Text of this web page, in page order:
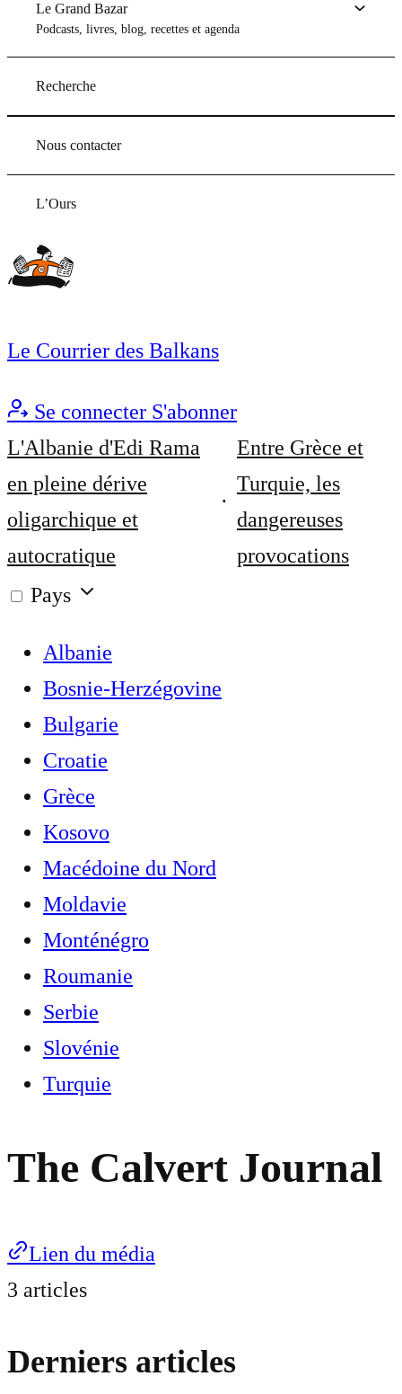
Le Grand Bazar
Podcasts, livres, blog, recettes et agenda
Recherche
Nous contacter
L’Ours
Le Courrier des Balkans
Se connecter S'abonner
L'Albanie d'Edi Rama
en pleine dérive
oligarchique et
autocratique
Entre Grèce et
Turquie, les
dangereuses
provocations
Pays
Albanie
Bosnie-Herzégovine
Bulgarie
Croatie
Grèce
Kosovo
Macédoine du Nord
Moldavie
Monténégro
Roumanie
Serbie
Slovénie
Turquie
The Calvert Journal
Lien du média
3 articles
Derniers articles